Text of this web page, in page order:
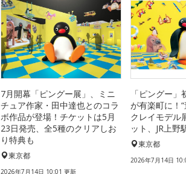
7月開幕「ピングー展」、ミニ
チュア作家・田中達也とのコラ
ボ作品が登場！チケットは5月
23日発売、全5種のクリアしお
り特典も
東京都
2026年7月14日 10:01 更新
「ピングー
が有楽町に！
クレイモデル
ット、JR上野
東京都
2026年7月14日